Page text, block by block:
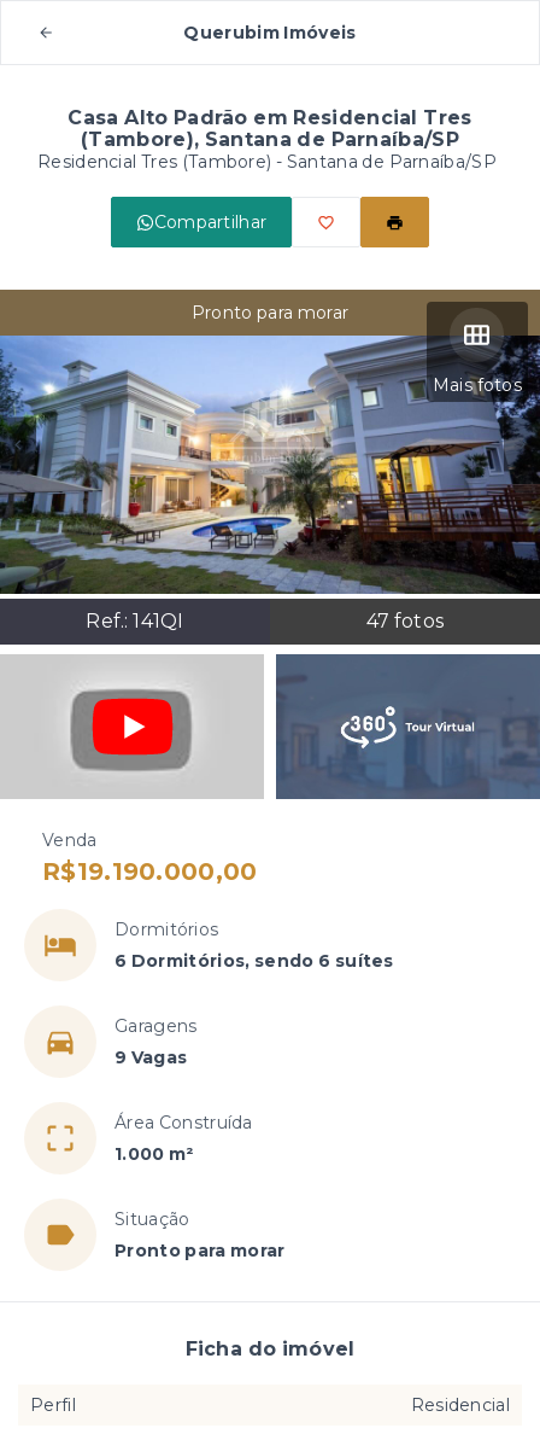
Querubim Imóveis
Casa Alto Padrão em Residencial Tres
(Tambore), Santana de Parnaíba/SP
Residencial Tres (Tambore) - Santana de Parnaíba/SP
Compartilhar
Mais fotos
Ref.:141QI 47 fotos
Pronto para morar
Venda
R$19.190.000,00
Dormitórios
6 Dormitórios, sendo 6 suítes
Garagens
9 Vagas
Área Construída
1.000 m²
Situação
Pronto para morar
Ficha do imóvel
Perfil
Residencial